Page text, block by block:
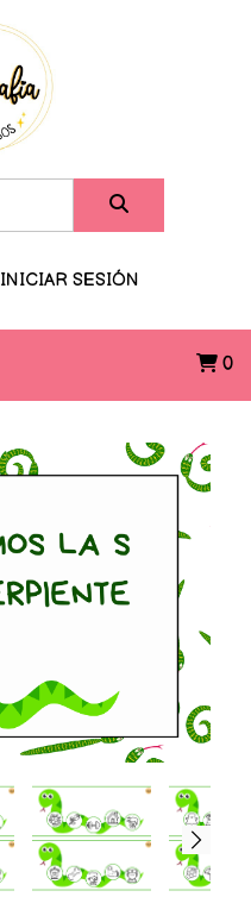
INICIAR SESIÓN
0